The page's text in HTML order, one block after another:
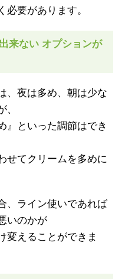
必要があります。
来ない オプションが
、夜は多め、朝は少な
』といった調節はでき
せてクリームを多めに
、ライン使いであれば
いのかが
変えることができま